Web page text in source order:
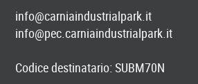
info@carniaindustrialpark.it
info@pec.carniaindustrialpark.it
Codice destinatario: SUBM70N